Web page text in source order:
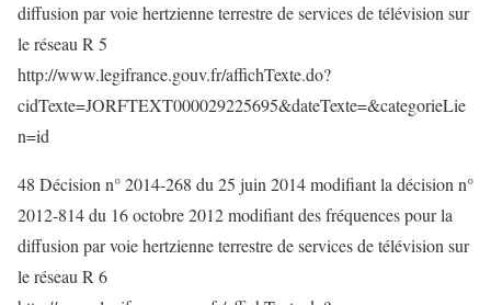
diffusion par voie hertzienne terrestre de services de télévision sur
le réseau R 5
http://www.legifrance.gouv.fr/affichTexte.do?
cidTexte=JORFTEXT000029225695&dateTexte=&categorieLie
n=id
48 Décision n° 2014-268 du 25 juin 2014 modifiant la décision n°
2012-814 du 16 octobre 2012 modifiant des fréquences pour la
diffusion par voie hertzienne terrestre de services de télévision sur
le réseau R 6